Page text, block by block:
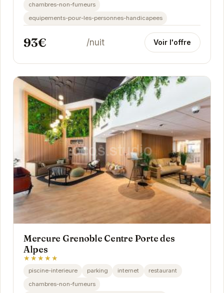
chambres-non-fumeurs
equipements-pour-les-personnes-handicapees
93€ /nuit Voir l'offre
Mercure Grenoble Centre Porte des
Alpes
★★★★★
piscine-interieure parking internet
restaurant
chambres-non-fumeurs